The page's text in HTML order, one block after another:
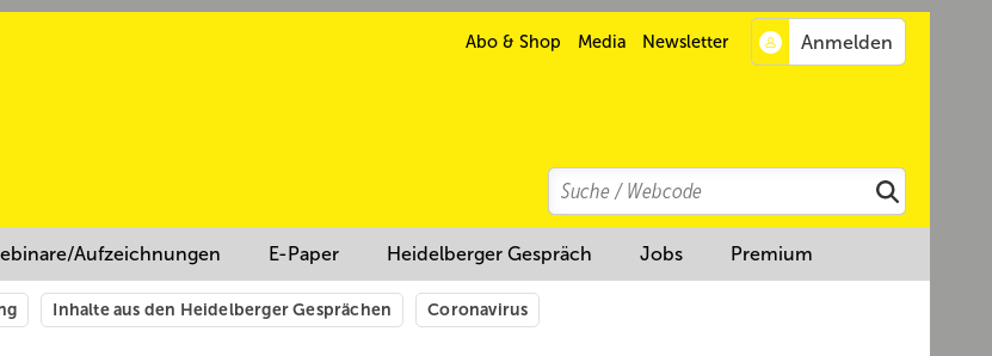
Abo & Shop Media Newsletter
Search
Suchen
Aufzeichnungen E-Paper Heidelberger Gespräch Jobs Premium
Inhalte aus den Heidelberger Gesprächen Coronavirus